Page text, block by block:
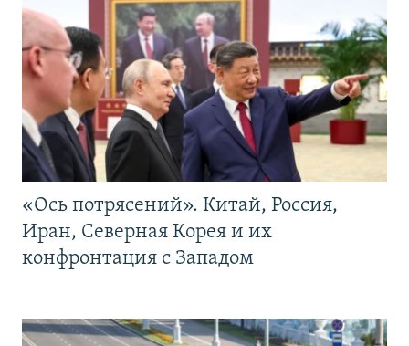
«Ось потрясений». Китай, Россия,
Иран, Северная Корея и их
конфронтация с Западом